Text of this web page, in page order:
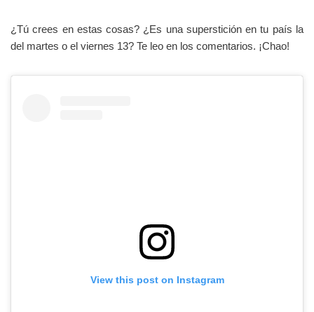
¿Tú crees en estas cosas? ¿Es una superstición en tu país la
del martes o el viernes 13? Te leo en los comentarios. ¡Chao!
View this post on Instagram